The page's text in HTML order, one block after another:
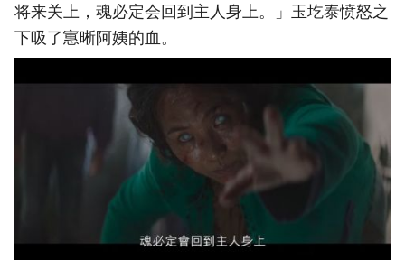
将来关上，魂必定会回到主人身上。」玉圪泰愤怒之
下吸了寭晰阿姨的血。